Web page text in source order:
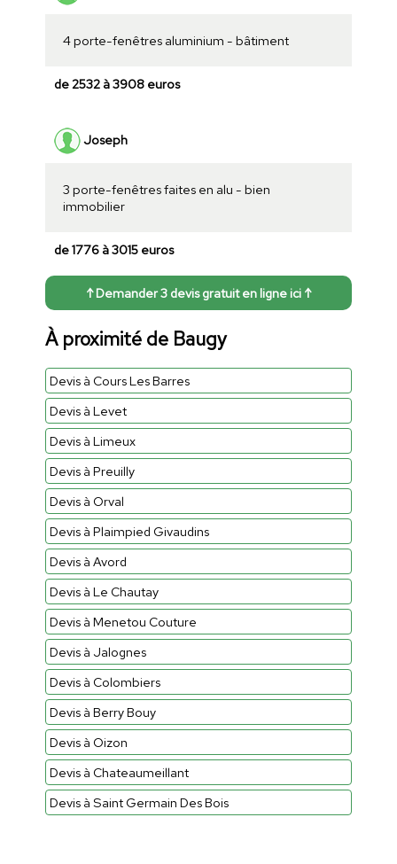
4 porte-fenêtres aluminium - bâtiment
de 2532 à 3908 euros
Joseph
3 porte-fenêtres faites en alu - bien
immobilier
de 1776 à 3015 euros
↑ Demander 3 devis gratuit en ligne ici ↑
À proximité de Baugy
Devis à Cours Les Barres
Devis à Levet
Devis à Limeux
Devis à Preuilly
Devis à Orval
Devis à Plaimpied Givaudins
Devis à Avord
Devis à Le Chautay
Devis à Menetou Couture
Devis à Jalognes
Devis à Colombiers
Devis à Berry Bouy
Devis à Oizon
Devis à Chateaumeillant
Devis à Saint Germain Des Bois